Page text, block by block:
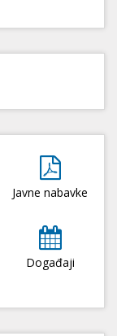
Javne nabavke
Događaji